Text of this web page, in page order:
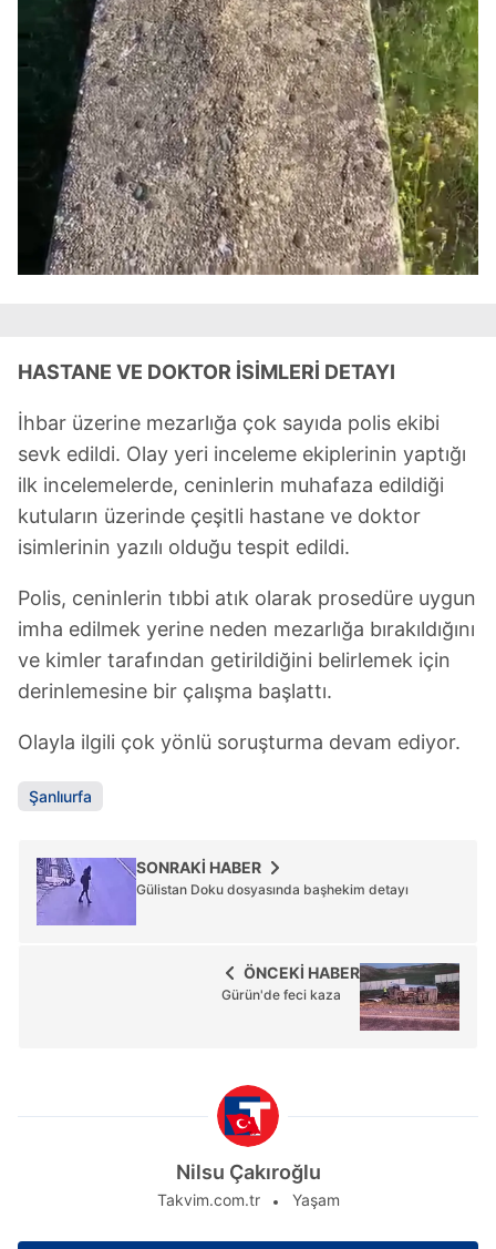
Sizlere daha iyi bir hizmet sunabilmek için İnternet
Sitemizde kendimize ve üçüncü kişilere ait çerezler
kullanılmaktadır. Bu çerezler vasıtasıyla çeşitli kişisel
verileriniz işlenmekte olup gerekli olan çerezler bilgi
toplumu hizmetlerinin sunulması amacıyla
kullanılmaktadır. Diğer çerezler, sitemizin daha işlevsel
kılınması ve kişiselleştirilmesi ve sizlere yönelik
reklam/pazarlama faaliyetlerinin yapılması, amaçlarıyla
sınırlı olarak açık rızanız dahilinde kullanılacaktır.
Metnimiziziyaret edebilirsiniz.
6698 sayılı Kişisel Verilerin Korunması Kanunu uyarınca
hazırlanmış Aydınlatma Metnimizi okumak ve sitemizde
ilgili mevzuata uygun olarak kullanılan çerezlerle ilgili bilgi
almak için lütfentıklayınız.
HASTANE VE DOKTOR İSİMLERİ DETAYI
İhbar üzerine mezarlığa çok sayıda polis ekibi
sevk edildi. Olay yeri inceleme ekiplerinin yaptığı
ilk incelemelerde, ceninlerin muhafaza edildiği
kutuların üzerinde çeşitli hastane ve doktor
isimlerinin yazılı olduğu tespit edildi.
Polis, ceninlerin tıbbi atık olarak prosedüre uygun
imha edilmek yerine neden mezarlığa bırakıldığını
ve kimler tarafından getirildiğini belirlemek için
derinlemesine bir çalışma başlattı.
Olayla ilgili çok yönlü soruşturma devam ediyor.
Şanlıurfa
SONRAKİ HABER
Gülistan Doku dosyasında başhekim detayı
ÖNCEKİ HABER
Gürün'de feci kaza
Nilsu Çakıroğlu
Takvim.com.tr Yaşam